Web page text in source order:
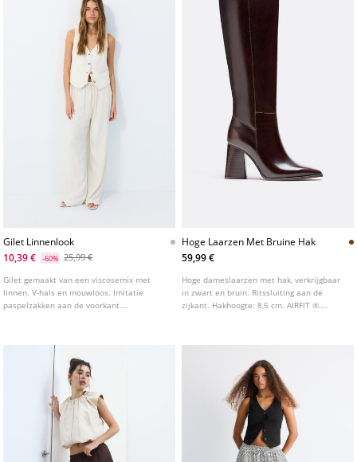
Gilet Linnenlook
10,39 €
-60% 25,99 €
Gilet gemaakt van een viscosemix met
linnen. V-hals en mouwloos. Imitatie
paspelzakken aan de voorkant.
Hoge Laarzen Met Bruine Hak
59,99 €
Hoge dameslaarzen met hak, verkrijgbaar
in zwart en bruin. Ritssluiting aan de
zijkant. Hakhoogte: 8,5 cm. AIRFIT ®.
comfort.